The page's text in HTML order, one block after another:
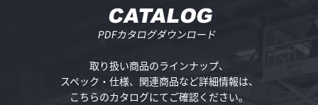
CATALOG
PDFカタログダウンロード
取り扱い商品のラインナップ、
スペック・仕様、 関連商品など詳細情報は、
こちらのカタログにてご確認ください。